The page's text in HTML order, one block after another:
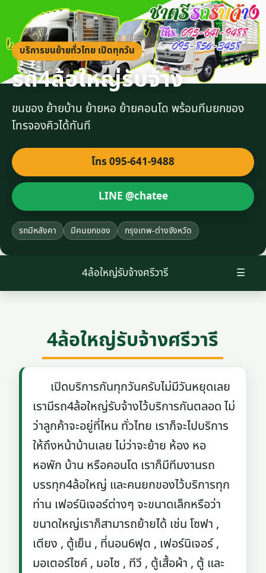
บริการขนย้ายทั่วไทย เปิดทุกวัน
รถ4ล้อใหญ่รับจ้าง
ขนของ ย้ายบ้าน ย้ายหอ ย้ายคอนโด พร้อมทีมยกของ
โทรจองคิวได้ทันที
โทร 095-641-9488
LINE @chatee
รถมีหลังคา มีคนยกของ กรุงเทพ-ต่างจังหวัด
☰
4ล้อใหญ่รับจ้างศรีวารี
4ล้อใหญ่รับจ้างศรีวารี
เปิดบริการกันทุกวันครับไม่มีวันหยุดเลย
เรามีรถ4ล้อใหญ่รับจ้างไว้บริการกันตลอด ไม่
ว่าลูกค้าจะอยู่ที่ไหน ทั่วไทย เราก็จะไปบริการ
ให้ถึงหน้าบ้านเลย ไม่ว่าจะย้าย ห้อง หอ
หอพัก บ้าน หรือคอนโด เราก็มีทีมงานรถ
บรรทุก4ล้อใหญ่ และคนยกของไว้บริการทุก
ท่าน เฟอร์นิเจอร์ต่างๆ จะขนาดเล็กหรือว่า
ขนาดใหญ่เราก็สามารถย้ายได้ เช่น โซฟา ,
เตียง , ตู้เย็น , ที่นอน6ฟุต , เฟอร์นิเจอร์ ,
มอเตอร์ไซค์ , มอไซ , ทีวี , ตู้เสื้อผ้า , ตู้ และ